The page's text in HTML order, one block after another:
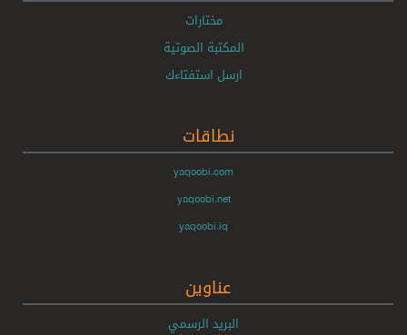
مختارات
المكتبة الصوتية
ارسل استفتاءك
نطاقات
yaqoobi.com
yaqoobi.net
yaqoobi.iq
عناوين
البريد الرسمي